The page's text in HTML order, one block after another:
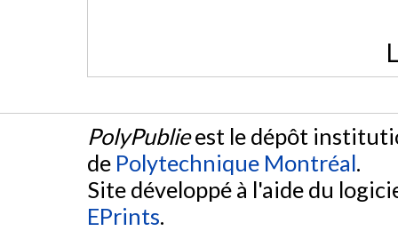
PolyPublieest le dépôt
de Polytechnique Montréal.
Site développé à l'aide du
EPrints.